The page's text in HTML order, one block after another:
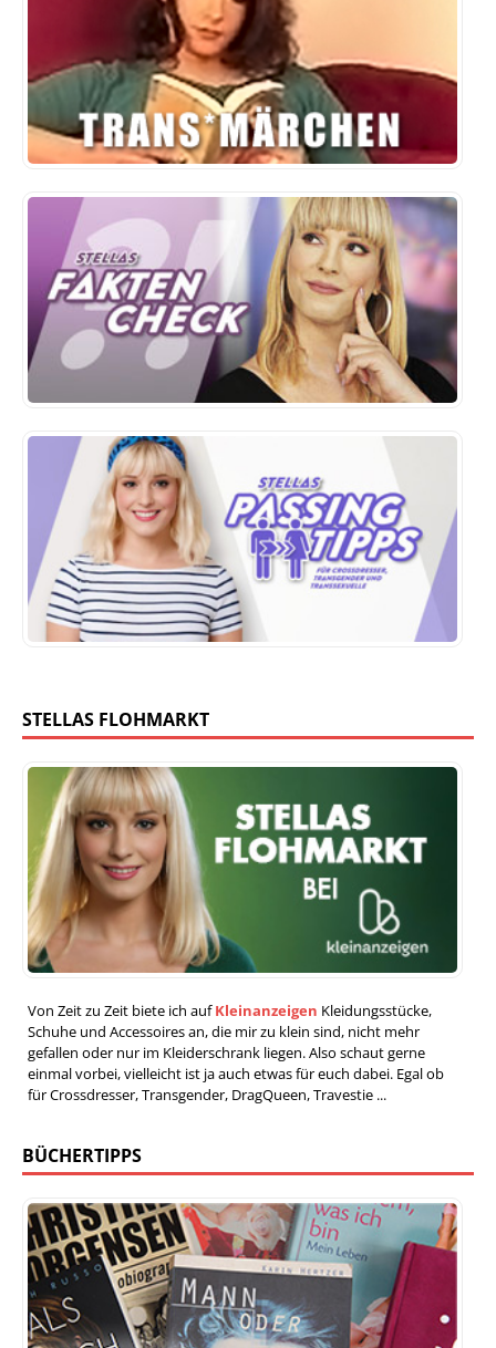
STELLAS FLOHMARKT
Von Zeit zu Zeit biete ich aufKleinanzeigen Kleidungsstücke,
Schuhe und Accessoires an, die mir zu klein sind, nicht mehr
gefallen oder nur im Kleiderschrank liegen. Also schaut gerne
einmal vorbei, vielleicht ist ja auch etwas für euch dabei. Egal ob
für Crossdresser, Transgender, DragQueen, Travestie ...
BÜCHERTIPPS